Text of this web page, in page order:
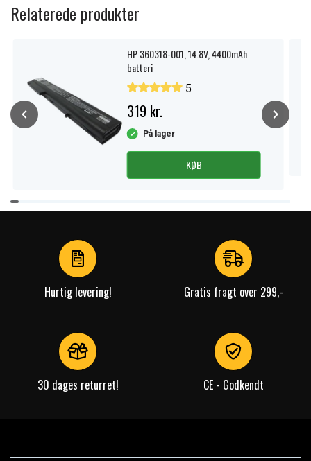
Relaterede produkter
HP 360318-001, 14.8V, 4400mAh
batteri
5
319 kr.
På lager
KØB
Item
1
Hurtig levering! Gratis fragt over 299,-
30 dages returret! CE - Godkendt